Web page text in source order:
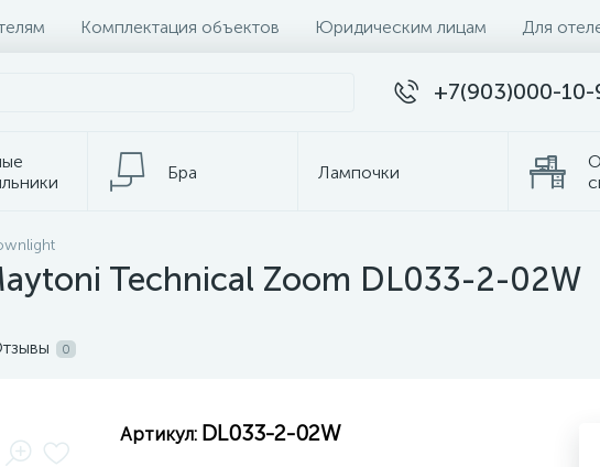
Комплектация объектов Юридическим лицам Для
+7(903)000-10-
Бра Лампочки
лампы
Technical Zoom DL033-2-02W
0
Артикул: DL033-2-02W